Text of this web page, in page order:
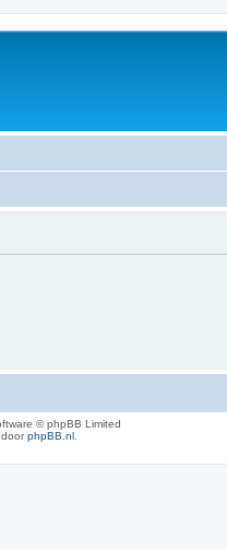
© phpBB Limited
doorphpBB.nl